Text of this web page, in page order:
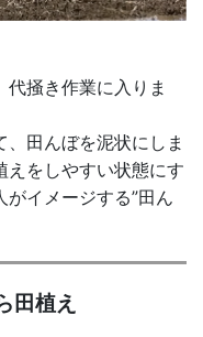
掻き作業に入りま
田んぼを泥状にしま
えをしやすい状態にす
イメージする”田ん
田植え